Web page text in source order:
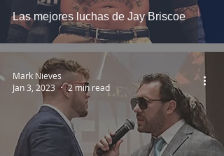
Las mejores luchas de Jay Briscoe
Mark Nieves
Jan 3, 2023
2 min read